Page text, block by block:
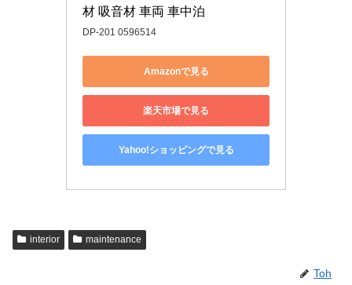
材 吸音材 車両 車中泊
DP-201 0596514
Amazonで見る
楽天市場で見る
Yahoo!ショッピングで見る
interior maintenance
Toh